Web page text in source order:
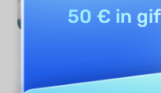
Genera
50 € in